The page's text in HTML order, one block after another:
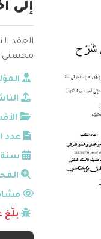
إلى
العقد
محسني
عدد
سنة
بلّغ